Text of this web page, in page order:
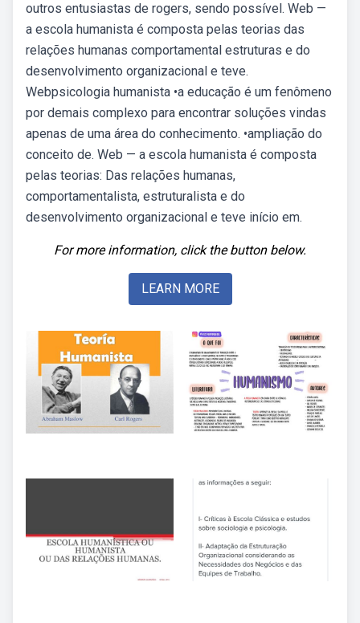
outros entusiastas de rogers, sendo possível. Web —
a escola humanista é composta pelas teorias das
relações humanas comportamental estruturas e do
desenvolvimento organizacional e teve.
Webpsicologia humanista •a educação é um fenômeno
por demais complexo para encontrar soluções vindas
apenas de uma área do conhecimento. •ampliação do
conceito de. Web — a escola humanista é composta
pelas teorias: Das relações humanas,
comportamentalista, estruturalista e do
desenvolvimento organizacional e teve início em.
For more information, click the button below.
LEARN MORE